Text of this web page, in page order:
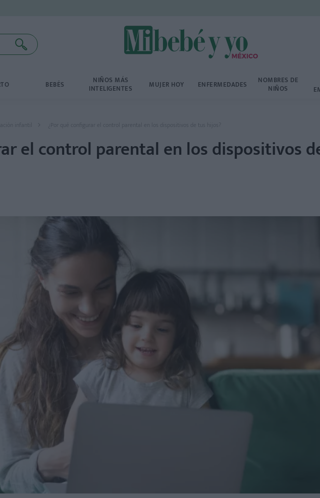
BEBÉS NIÑOS MÁS
INTELIGENTES MUJER HOY ENFERMEDADES NOMBRES DE
NIÑOS
infantil ¿Por qué configurar el control parental en los dispositivos de tus hijos?
el control parental en los dispositivos